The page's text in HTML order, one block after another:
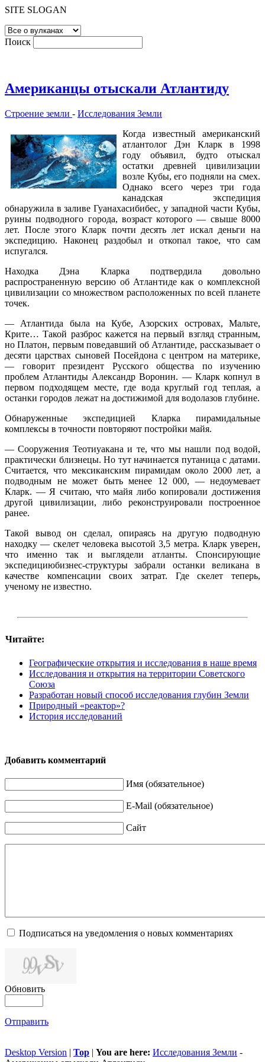
SITE SLOGAN
Поиск
Американцы отыскали Атлантиду
Строение земли - Исследования Земли
Когда известный американский
атлантолог Дэн Кларк в 1998
году объявил, будто отыскал
остатки древней цивилизации
возле Кубы, его подняли на смех.
Однако всего через три года
канадская экспедиция
обнаружила в заливе Гуанахасибибес, у западной части Кубы,
руины подводного города, возраст которого — свыше 8000
лет. После этого Кларк почти десять лет искал деньги на
экспедицию. Наконец раздобыл и откопал такое, что сам
испугался.
Находка Дэна Кларка подтвердила довольно
распространенную версию об Атлантиде как о комплексной
цивилизации со множеством расположенных по всей планете
точек.
— Атлантида была на Кубе, Азорских островах, Мальте,
Крите… Такой разброс кажется на первый взгляд странным,
но Платон, первым поведавший об Атлантиде, рассказывает о
десяти царствах сыновей Посейдона с центром на материке,
— говорит президент Русского общества по изучению
проблем Атлантиды Александр Воронин. — Кларк копнул в
первом подходящем месте, где вода круглый год теплая, а
останки городов лежат на достижимой для водолазов глубине.
Обнаруженные экспедицией Кларка пирамидальные
комплексы в точности повторяют постройки майя.
— Сооружения Теотиуакана и те, что мы нашли под водой,
практически близнецы. Но тут начинается путаница с датами.
Считается, что мексиканским пирамидам около 2000 лет, а
подводным не может быть менее 12 000, — недоумевает
Кларк. — Я считаю, что майя либо копировали достижения
другой цивилизации, либо реконструировали построенное
ранее.
Такой вывод он сделал, опираясь на другую подводную
находку — скелет человека высотой 3,5 метра. Кларк уверен,
что именно так и выглядели атланты. Спонсирующие
экспедициюбизнес-структуры забрали останки великана в
качестве компенсации своих затрат. Где скелет теперь,
ученому не известно.
Читайте:
Географические открытия и исследования в наше время
Исследования и открытия на территории Советского
Союза
Разработан новый способ исследования глубин Земли
Природный «реактор»?
История исследований
Добавить комментарий
Имя (обязательное)
E-Mail (обязательное)
Сайт
Подписаться на уведомления о новых комментариях
Обновить
Отправить
Desktop Version | Top | You are here: Исследования Земли -